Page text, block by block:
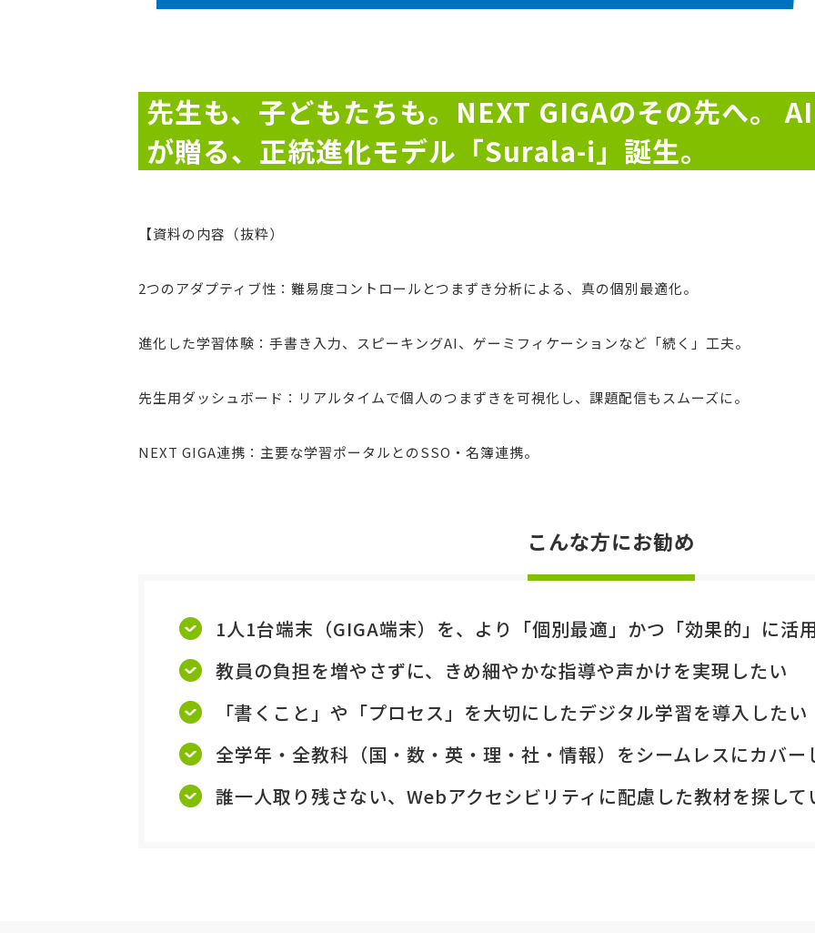
先生も、子どもたちも。NEXT GIGAのその先へ。
が贈る、正統進化モデル「Surala-i」誕生。
【資料の内容（抜粋）
2つのアダプティブ性：難易度コントロールとつまずき分析による、真の個別最適化。
進化した学習体験：手書き入力、スピーキングAI、ゲーミフィケーションなど「続く」工夫。
先生用ダッシュボード：リアルタイムで個人のつまずきを可視化し、課題配信もスムーズに。
NEXT GIGA連携：主要な学習ポータルとのSSO・名簿連携。
こんな方にお勧め
1人1台端末（GIGA端末）を、より「個別最適」かつ「効果的」に活
教員の負担を増やさずに、きめ細やかな指導や声かけを実現したい
「書くこと」や「プロセス」を大切にしたデジタル学習を導入したい
全学年・全教科（国・数・英・理・社・情報）をシームレスにカバー
誰一人取り残さない、Webアクセシビリティに配慮した教材を探して